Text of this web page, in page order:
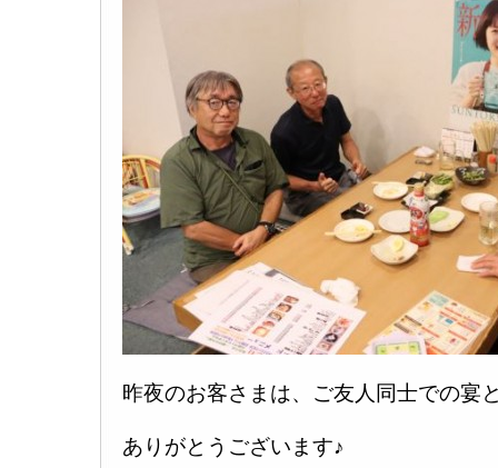
昨夜のお客さまは、ご友人同士での宴
ありがとうございます♪